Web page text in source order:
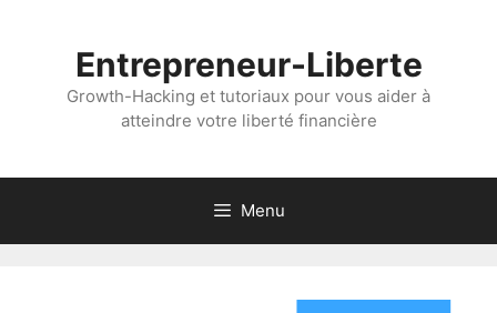
Entrepreneur-Liberte
Growth-Hacking et tutoriaux pour vous aider à
atteindre votre liberté financière
Menu